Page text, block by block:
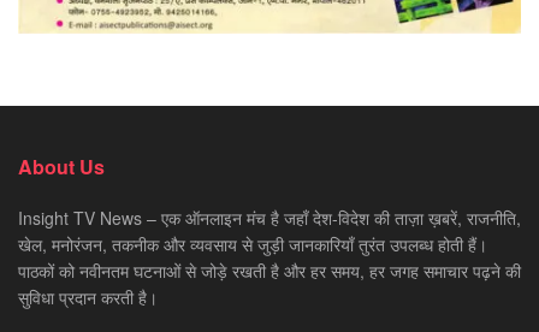
About Us
Insight TV News – एक ऑनलाइन मंच है जहाँ देश-विदेश की ताज़ा ख़बरें, राजनीति,
खेल, मनोरंजन, तकनीक और व्यवसाय से जुड़ी जानकारियाँ तुरंत उपलब्ध होती हैं।
पाठकों को नवीनतम घटनाओं से जोड़े रखती है और हर समय, हर जगह समाचार पढ़ने की
सुविधा प्रदान करती है।